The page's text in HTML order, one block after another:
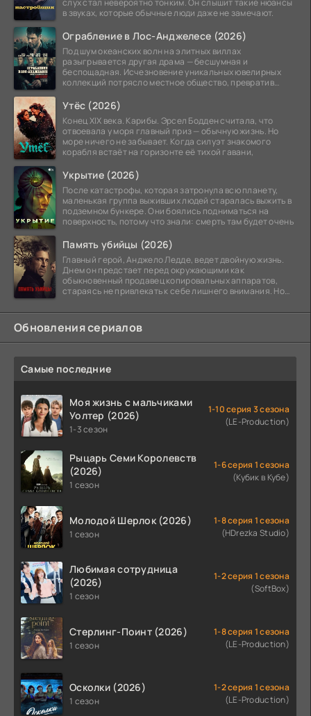
в звуках, которые обычные люди даже не замечают.
Ограбление в Лос-Анджелесе (2026)
Под шум океанских волн на элитных виллах
разыгрывается другая драма — бесшумная и
беспощадная. Исчезновение уникальных ювелирных
коллекций потрясло местное общество, превратив
Утёс (2026)
Конец XIX века. Карибы. Эрсел Бодден считала, что
отвоевала у моря главный приз — обычную жизнь. Но
море ничего не забывает. Когда силуэт знакомого
корабля встаёт на горизонте её тихой гавани,
Укрытие (2026)
После катастрофы, которая затронула всю планету,
маленькая группа выживших людей старалась выжить в
подземном бункере. Они боялись подниматься на
поверхность, потому что знали: смерть там будет очень
Память убийцы (2026)
Главный герой, Анджело Ледде, ведет двойную жизнь.
Днем он предстает перед окружающими как
обыкновенный продавец копировальных аппаратов,
стараясь не привлекать к себе лишнего внимания. Но
Обновления сериалов
Самые последние
Моя жизнь с мальчиками
Уолтер (2026)
1-3 сезон
1-10 серия 3 сезона
(LE-Production)
Рыцарь Семи Королевств
(2026)
1 сезон
1-6 серия 1 сезона
(Кубик в Кубе)
Молодой Шерлок (2026)
1 сезон
1-8 серия 1 сезона
(HDrezka Studio)
Любимая сотрудница
(2026)
1 сезон
1-2 серия 1 сезона
(SoftBox)
Стерлинг-Поинт (2026)
1 сезон
1-8 серия 1 сезона
(LE-Production)
Осколки (2026)
1 сезон
1-2 серия 1 сезона
(LE-Production)